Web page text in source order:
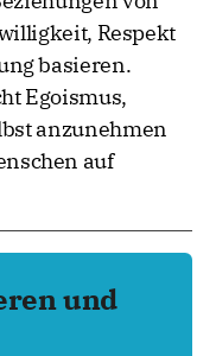
Respekt
basieren.
Egoismus,
anzunehmen
auf
und